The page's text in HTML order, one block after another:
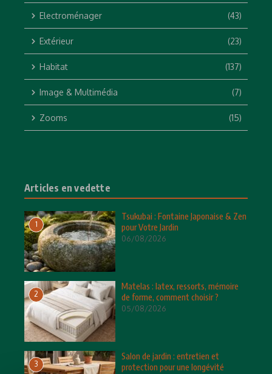
Electroménager (43)
Extérieur (23)
Habitat (137)
Image & Multimédia (7)
Zooms (15)
Articles en vedette
1
Tsukubai : Fontaine Japonaise & Zen
pour Votre Jardin
06/08/2026
2
Matelas : latex, ressorts, mémoire
de forme, comment choisir ?
05/08/2026
3
Salon de jardin : entretien et
protection pour une longévité